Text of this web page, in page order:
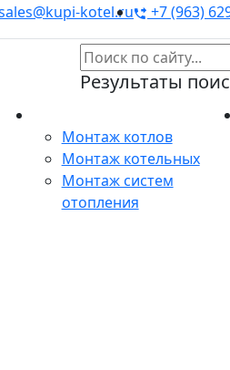
kotel.ru +7 (963)
Результаты
Монтаж котлов
Монтаж котельных
Монтаж систем
отопления